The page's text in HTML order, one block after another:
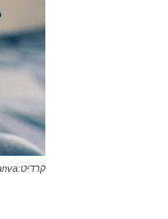
קרדיט:canva